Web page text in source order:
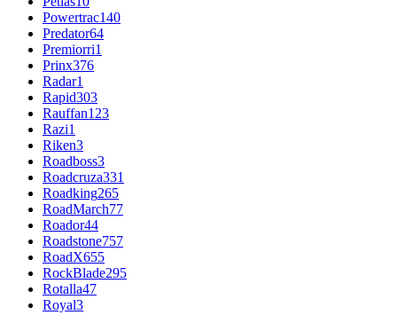
Powertrac140
Predator64
Premiorri1
Prinx376
Radar1
Rapid303
Rauffan123
Razi1
Riken3
Roadboss3
Roadcruza331
Roadking265
RoadMarch77
Roador44
Roadstone757
RoadX655
RockBlade295
Rotalla47
Royal3